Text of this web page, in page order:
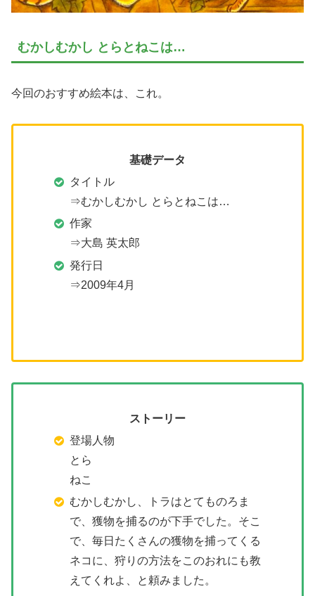
むかしむかし とらとねこは…
今回のおすすめ絵本は、これ。
基礎データ
タイトル
⇒むかしむかし とらとねこは…
作家
⇒大島 英太郎
発行日
⇒2009年4月
ストーリー
登場人物
とら
ねこ
むかしむかし、トラはとてものろま
で、獲物を捕るのが下手でした。そこ
で、毎日たくさんの獲物を捕ってくる
ネコに、狩りの方法をこのおれにも教
えてくれよ、と頼みました。